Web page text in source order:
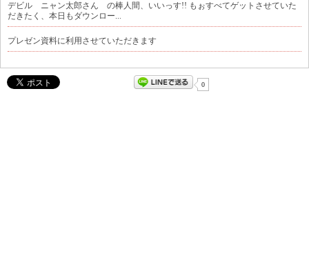
デビル ニャン太郎さん の棒人間、いいっす!! もぉすべてゲットさせていた
だきたく、本日もダウンロー...
プレゼン資料に利用させていただきます
0